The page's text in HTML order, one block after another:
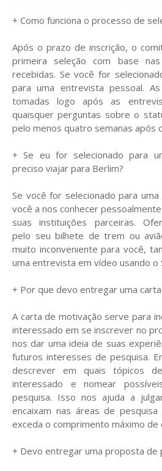
+ Como funciona o processo de
Após o prazo de inscrição, o
primeira seleção com base
recebidas. Se você for
para uma entrevista pessoal.
tomadas logo após as
quaisquer perguntas sobre o
pelo menos quatro semanas após
+ Se eu for selecionado para
preciso viajar para Berlim?
Se você for selecionado para
você a nos conhecer
suas instituições parceiras.
pelo seu bilhete de trem ou
muito inconveniente para você,
uma entrevista em vídeo usando o
+ Por que devo entregar uma
A carta de motivação serve para
interessado em se inscrever no
nos dar uma ideia de suas
futuros interesses de pesquisa.
descrever em quais tópicos
interessado e nomear
pesquisa. Isso nos ajuda a
encaixam nas áreas de
exceda o comprimento máximo de
+ Devo entregar uma proposta de